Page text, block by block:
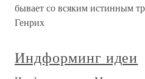
бывает со всяким истинным
Генрих
Индформинг идеи